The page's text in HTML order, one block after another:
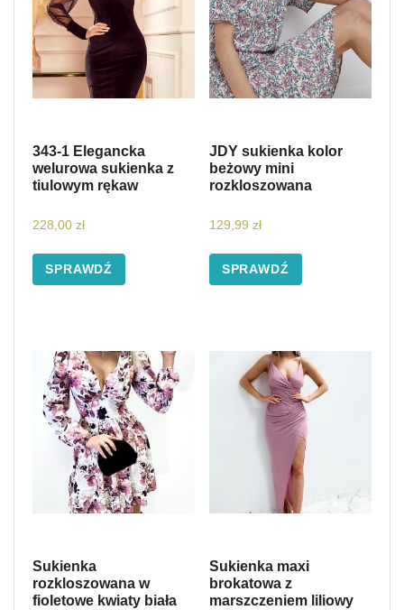
343-1 Elegancka
welurowa sukienka z
tiulowym rękaw
228,00 zł
SPRAWDŹ
JDY sukienka kolor
beżowy mini
rozkloszowana
129,99 zł
SPRAWDŹ
Sukienka
rozkloszowana w
fioletowe kwiaty biała
Sukienka maxi
brokatowa z
marszczeniem liliowy